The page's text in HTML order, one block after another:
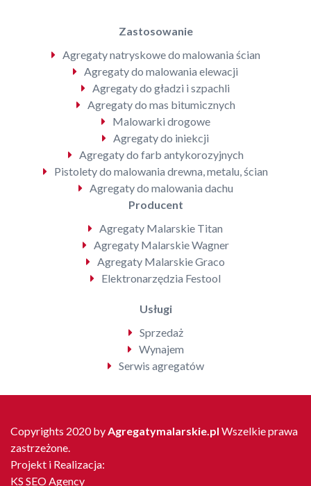
Zastosowanie
Agregaty natryskowe do malowania ścian
Agregaty do malowania elewacji
Agregaty do gładzi i szpachli
Agregaty do mas bitumicznych
Malowarki drogowe
Agregaty do iniekcji
Agregaty do farb antykorozyjnych
Pistolety do malowania drewna, metalu, ścian
Agregaty do malowania dachu
Producent
Agregaty Malarskie Titan
Agregaty Malarskie Wagner
Agregaty Malarskie Graco
Elektronarzędzia Festool
Usługi
Sprzedaż
Wynajem
Serwis agregatów
Copyrights 2020 byAgregatymalarskie.pl Wszelkie prawa
zastrzeżone.
Projekt i Realizacja:
KS SEO Agency